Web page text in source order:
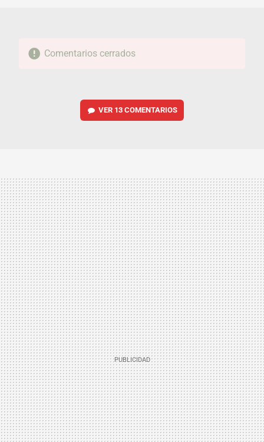
Comentarios cerrados
VER 13 COMENTARIOS